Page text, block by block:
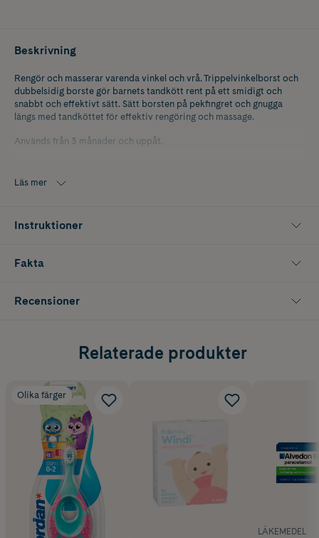
Beskrivning
Rengör och masserar varenda vinkel och vrå. Trippelvinkelborst och
dubbelsidig borste gör barnets tandkött rent på ett smidigt och
snabbt och effektivt sätt. Sätt borsten på pekfingret och gnugga
längs med tandköttet för effektiv rengöring och massage.
Används från 3 månader och uppåt.
Läs mer
Instruktioner
Fakta
Recensioner
Relaterade produkter
Olika färger
LÄKEMEDEL